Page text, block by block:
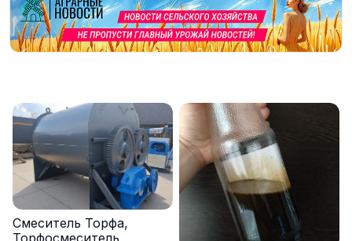
Смеситель Торфа,
Торфосмеситель